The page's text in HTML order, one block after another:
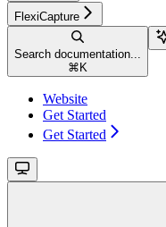
FlexiCapture
Search documentation...
⌘ K
Website
Get Started
Get Started